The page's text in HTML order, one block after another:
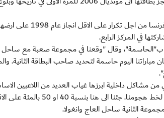
اما بوركينا فاسو فتعول في مشاركتها الثامنة
في المركز الرابع.
ب"الحاسمة"، وقال "وقعنا في مجموعة صعبة مع ساحل
مباراتنا اليوم حاسمة لتحديد صاحب البطاقة الثانية.
داخلية ابرزها غياب العديد من اللاعبين
40 او 50 بالمئة على الاقل من امكانياتنا".
الثانية ساحل العاج وانغولا.